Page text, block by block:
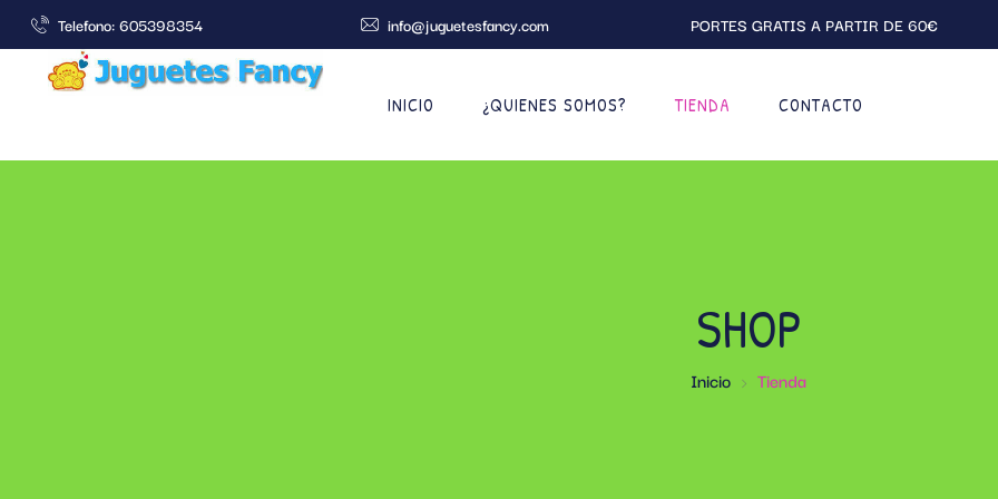
Telefono: 605398354 info@juguetesfancy.com PORTES GRATIS A PARTIR DE 60€
INICIO ¿QUIENES SOMOS? TIENDA CONTACTO
SHOP
Inicio Tienda